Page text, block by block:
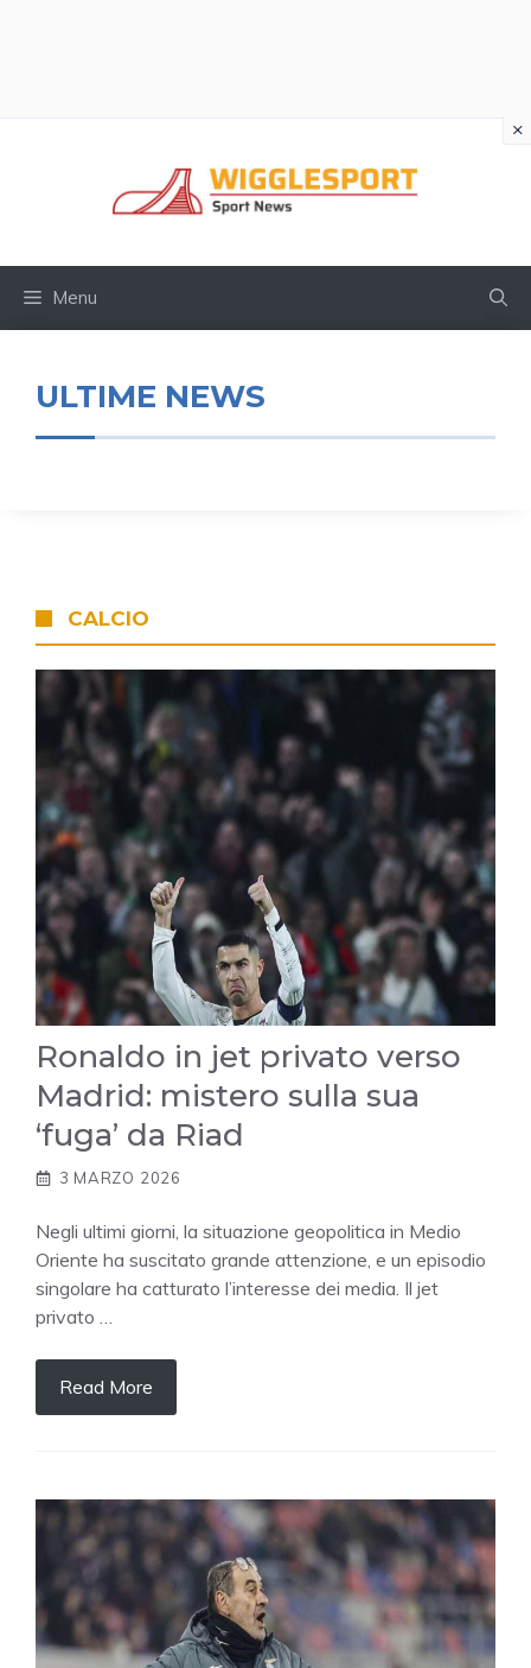
Menu
ULTIME NEWS
CALCIO
Ronaldo in jet privato verso
Madrid: mistero sulla sua
‘fuga’ da Riad
3 MARZO 2026
Negli ultimi giorni, la situazione geopolitica in Medio
Oriente ha suscitato grande attenzione, e un episodio
singolare ha catturato l’interesse dei media. Il jet
privato …
Read More
×